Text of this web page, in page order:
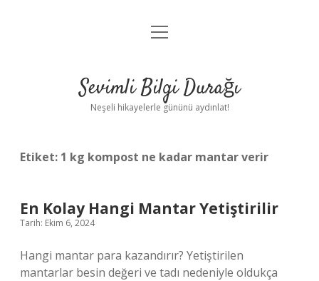
Anasayfa
Yasal Uyarı
menüyü
Sevimli Bilgi Durağı
Neşeli hikayelerle gününü aydınlat!
Etiket: 1 kg kompost ne kadar mantar verir
En Kolay Hangi Mantar Yetiştirilir
Tarih: Ekim 6, 2024
Hangi mantar para kazandırır? Yetiştirilen
mantarlar besin değeri ve tadı nedeniyle oldukça